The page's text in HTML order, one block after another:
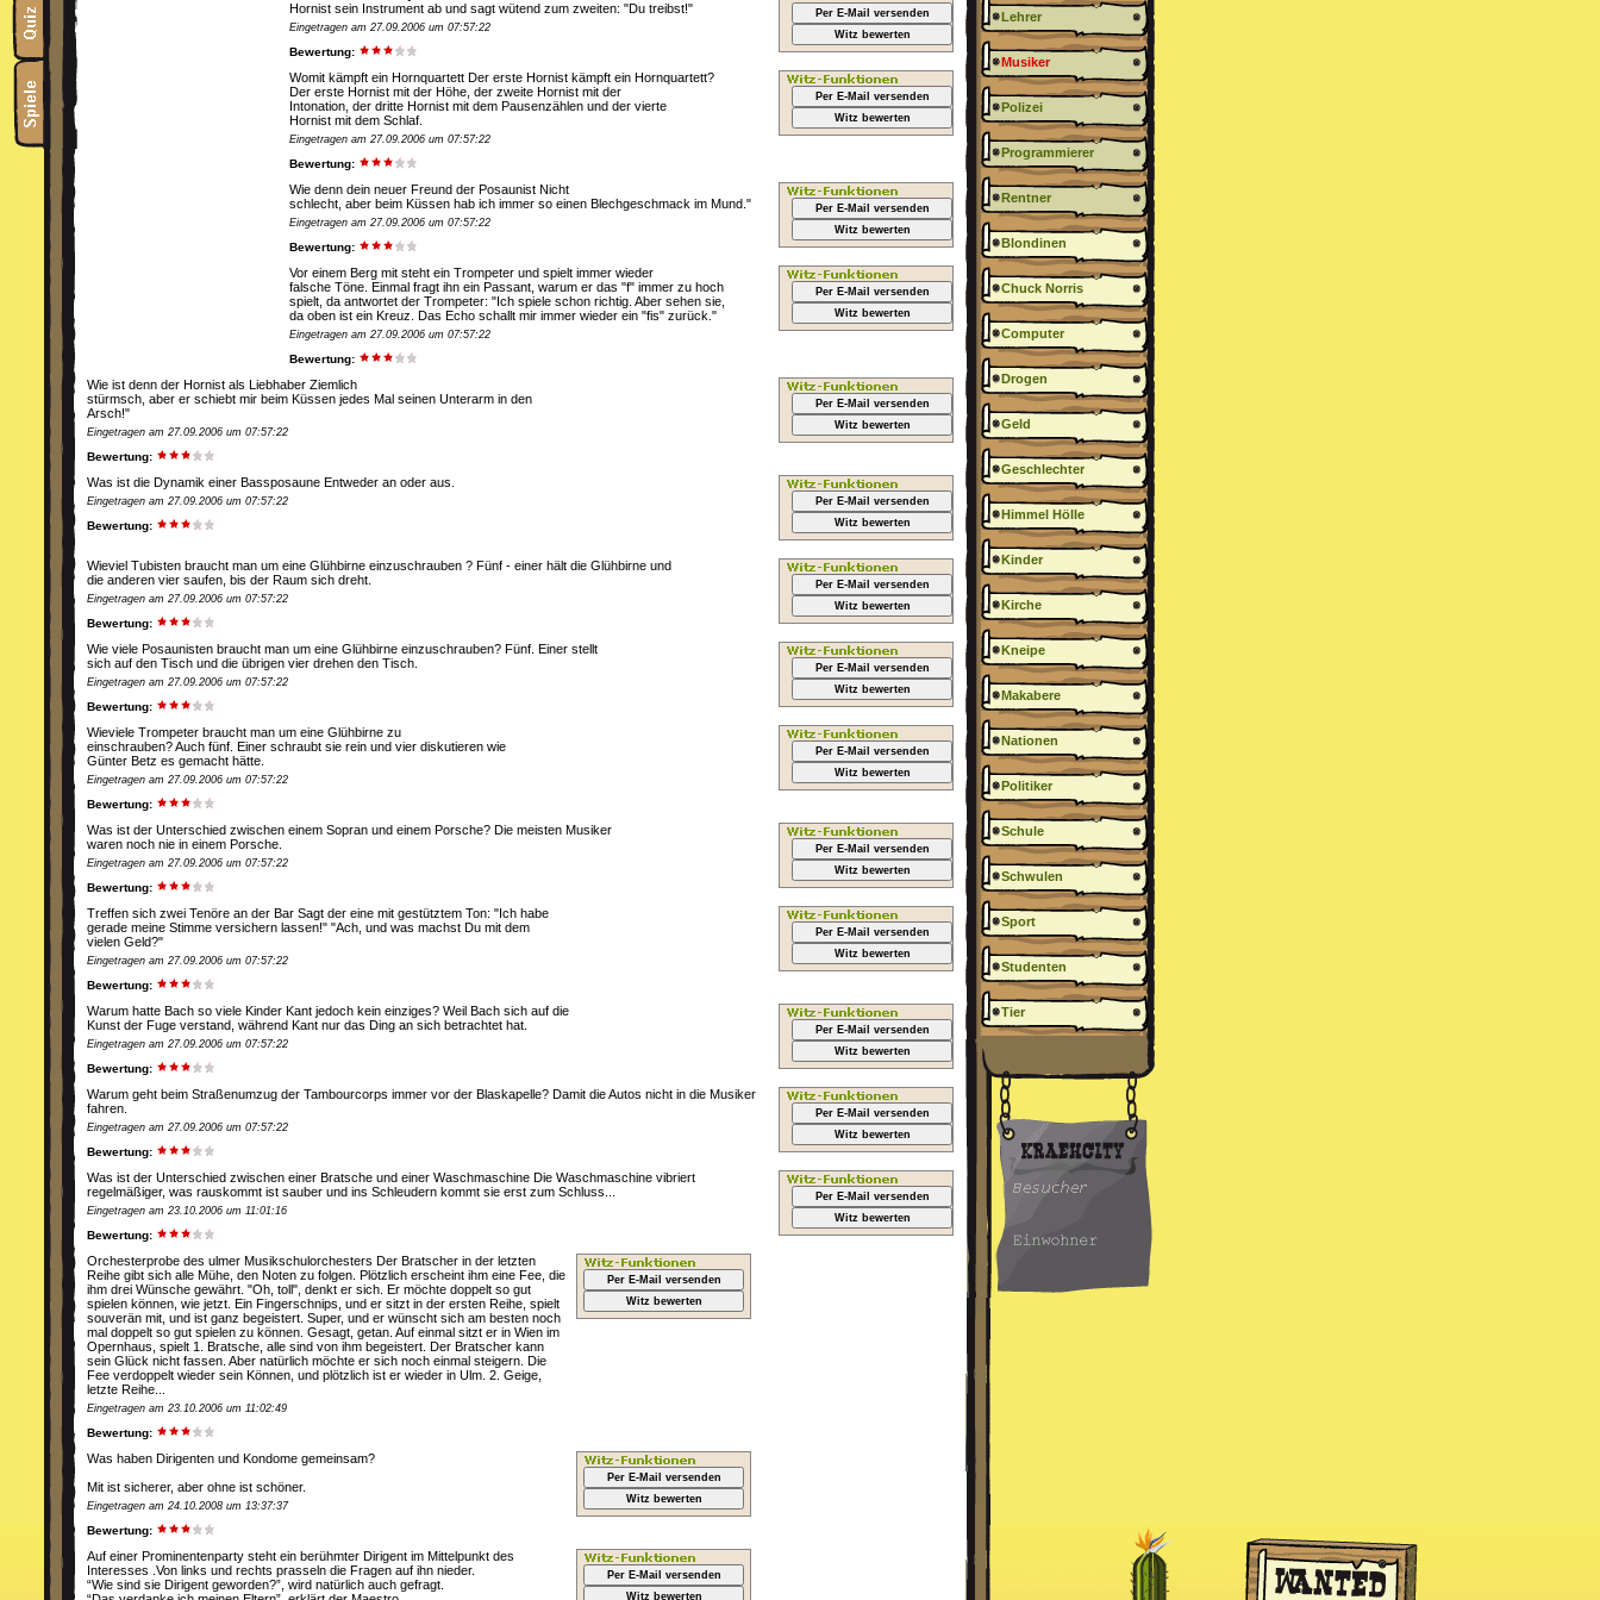
Per E-Mail versenden
Witz bewerten
Hornist sein Instrument ab und sagt wütend zum zweiten: "Du treibst!"
Eingetragen am 27.09.2006 um 07:57:22
Bewertung:
Per E-Mail versenden
Witz bewerten
Womit kämpft ein Hornquartett Der erste Hornist kämpft ein Hornquartett?
Der erste Hornist mit der Höhe, der zweite Hornist mit der
Intonation, der dritte Hornist mit dem Pausenzählen und der vierte
Hornist mit dem Schlaf.
Eingetragen am 27.09.2006 um 07:57:22
Bewertung:
Per E-Mail versenden
Witz bewerten
Wie denn dein neuer Freund der Posaunist Nicht
schlecht, aber beim Küssen hab ich immer so einen Blechgeschmack im Mund."
Eingetragen am 27.09.2006 um 07:57:22
Bewertung:
Per E-Mail versenden
Witz bewerten
Vor einem Berg mit steht ein Trompeter und spielt immer wieder
falsche Töne. Einmal fragt ihn ein Passant, warum er das "f" immer zu hoch
spielt, da antwortet der Trompeter: "Ich spiele schon richtig. Aber sehen sie,
da oben ist ein Kreuz. Das Echo schallt mir immer wieder ein "fis" zurück."
Eingetragen am 27.09.2006 um 07:57:22
Bewertung:
Per E-Mail versenden
Witz bewerten
Wie ist denn der Hornist als Liebhaber Ziemlich
stürmsch, aber er schiebt mir beim Küssen jedes Mal seinen Unterarm in den
Arsch!"
Eingetragen am 27.09.2006 um 07:57:22
Bewertung:
Per E-Mail versenden
Witz bewerten
Was ist die Dynamik einer Bassposaune Entweder an oder aus.
Eingetragen am 27.09.2006 um 07:57:22
Bewertung:
Per E-Mail versenden
Witz bewerten
Wieviel Tubisten braucht man um eine Glühbirne einzuschrauben ? Fünf - einer hält die Glühbirne und
die anderen vier saufen, bis der Raum sich dreht.
Eingetragen am 27.09.2006 um 07:57:22
Bewertung:
Per E-Mail versenden
Witz bewerten
Wie viele Posaunisten braucht man um eine Glühbirne einzuschrauben? Fünf. Einer stellt
sich auf den Tisch und die übrigen vier drehen den Tisch.
Eingetragen am 27.09.2006 um 07:57:22
Bewertung:
Per E-Mail versenden
Witz bewerten
Wieviele Trompeter braucht man um eine Glühbirne zu
einschrauben? Auch fünf. Einer schraubt sie rein und vier diskutieren wie
Günter Betz es gemacht hätte.
Eingetragen am 27.09.2006 um 07:57:22
Bewertung:
Per E-Mail versenden
Witz bewerten
Was ist der Unterschied zwischen einem Sopran und einem Porsche? Die meisten Musiker
waren noch nie in einem Porsche.
Eingetragen am 27.09.2006 um 07:57:22
Bewertung:
Per E-Mail versenden
Witz bewerten
Treffen sich zwei Tenöre an der Bar Sagt der eine mit gestütztem Ton: "Ich habe
gerade meine Stimme versichern lassen!" "Ach, und was machst Du mit dem
vielen Geld?"
Eingetragen am 27.09.2006 um 07:57:22
Bewertung:
Per E-Mail versenden
Witz bewerten
Warum hatte Bach so viele Kinder Kant jedoch kein einziges? Weil Bach sich auf die
Kunst der Fuge verstand, während Kant nur das Ding an sich betrachtet hat.
Eingetragen am 27.09.2006 um 07:57:22
Bewertung:
Per E-Mail versenden
Witz bewerten
Warum geht beim Straßenumzug der Tambourcorps immer vor der Blaskapelle? Damit die Autos nicht in die Musiker
fahren.
Eingetragen am 27.09.2006 um 07:57:22
Bewertung:
Per E-Mail versenden
Witz bewerten
Was ist der Unterschied zwischen einer Bratsche und einer Waschmaschine Die Waschmaschine vibriert
regelmäßiger, was rauskommt ist sauber und ins Schleudern kommt sie erst zum Schluss...
Eingetragen am 23.10.2006 um 11:01:16
Bewertung:
Per E-Mail versenden
Witz bewerten
Orchesterprobe des ulmer Musikschulorchesters Der Bratscher in der letzten
Reihe gibt sich alle Mühe, den Noten zu folgen. Plötzlich erscheint ihm eine Fee, die
ihm drei Wünsche gewährt. "Oh, toll", denkt er sich. Er möchte doppelt so gut
spielen können, wie jetzt. Ein Fingerschnips, und er sitzt in der ersten Reihe, spielt
souverän mit, und ist ganz begeistert. Super, und er wünscht sich am besten noch
mal doppelt so gut spielen zu können. Gesagt, getan. Auf einmal sitzt er in Wien im
Opernhaus, spielt 1. Bratsche, alle sind von ihm begeistert. Der Bratscher kann
sein Glück nicht fassen. Aber natürlich möchte er sich noch einmal steigern. Die
Fee verdoppelt wieder sein Können, und plötzlich ist er wieder in Ulm. 2. Geige,
letzte Reihe...
Eingetragen am 23.10.2006 um 11:02:49
Bewertung:
Per E-Mail versenden
Witz bewerten
Was haben Dirigenten und Kondome gemeinsam?
Mit ist sicherer, aber ohne ist schöner.
Eingetragen am 24.10.2008 um 13:37:37
Bewertung:
Per E-Mail versenden
Witz bewerten
Auf einer Prominentenparty steht ein berühmter Dirigent im Mittelpunkt des
Interesses .Von links und rechts prasseln die Fragen auf ihn nieder.
“Wie sind sie Dirigent geworden?”, wird natürlich auch gefragt.
Lehrer
Musiker
Polizei
Programmierer
Rentner
Blondinen
Chuck Norris
Computer
Drogen
Geld
Geschlechter
Himmel Hölle
Kinder
Kirche
Kneipe
Makabere
Nationen
Politiker
Schule
Schwulen
Sport
Studenten
Tier